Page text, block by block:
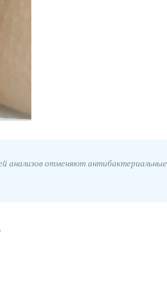
анализов отменяют антибактериальные